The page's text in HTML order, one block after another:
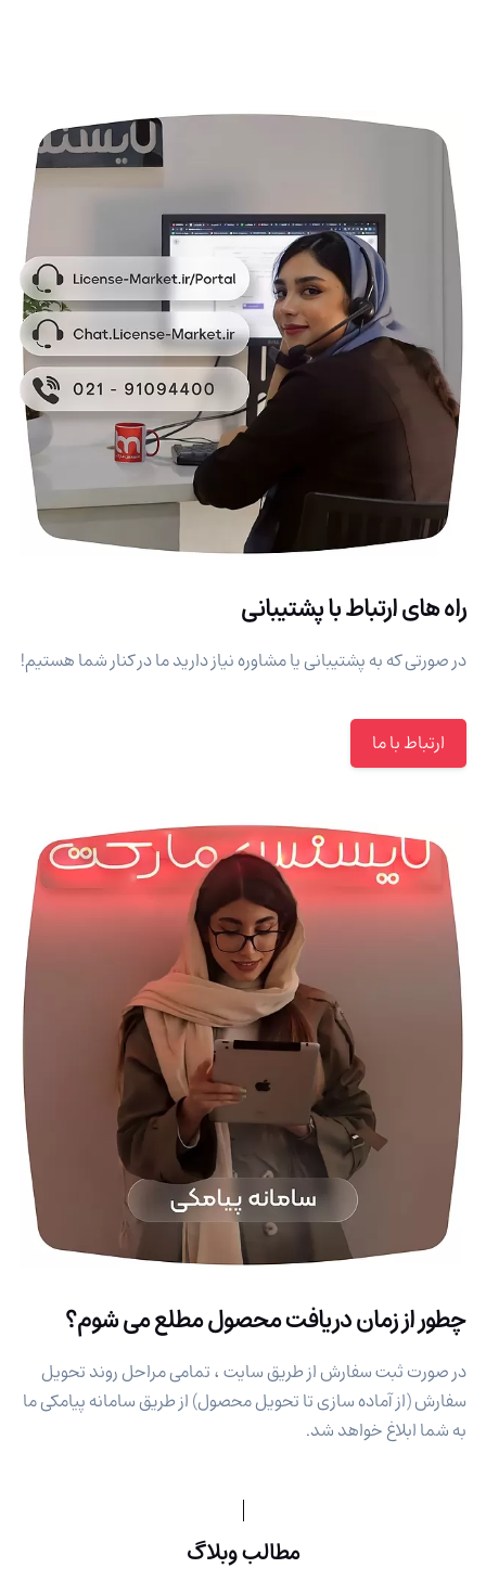
راه های ارتباط با پشتیبانی
در صورتی که به پشتیبانی یا مشاوره نیاز دارید ما در کنار شما هستیم!
ارتباط با ما
چطور از زمان دریافت محصول مطلع می شوم؟
در صورت ثبت سفارش از طریق سایت ، تمامی مراحل روند تحویل
سفارش (از آماده سازی تا تحویل محصول) از طریق سامانه پیامکی ما
به شما ابلاغ خواهد شد.
مطالب وبلاگ